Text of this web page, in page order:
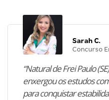
Sarah C.
Concurso
“Natural de Frei Paulo
enxergou os estudos
para conquistar